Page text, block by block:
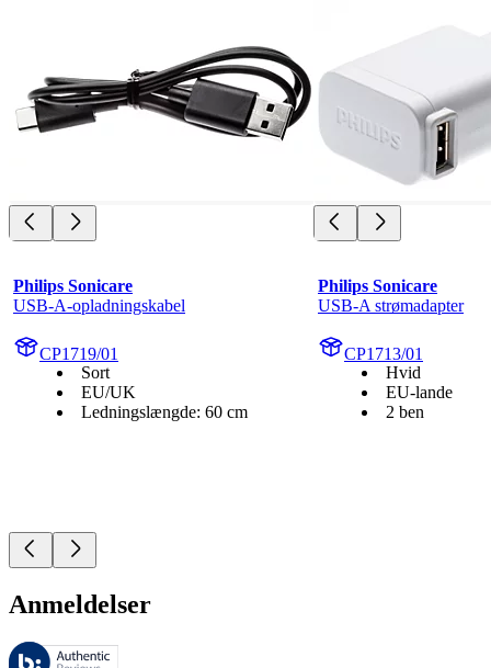
Philips Sonicare
USB-A-opladningskabel
CP1719/01
Sort
EU/UK
Ledningslængde: 60 cm
Philips Sonicare
USB-A strømadapter
CP1713/01
Hvid
EU-lande
2 ben
Anmeldelser
Disse anmeldelser administreres af Bazaarvoice og er i